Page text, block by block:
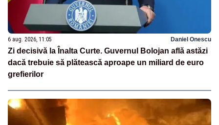
6 aug. 2026, 11:05 Daniel Onescu
Zi decisivă la Înalta Curte. Guvernul Bolojan află astăzi
dacă trebuie să plătească aproape un miliard de euro
grefierilor